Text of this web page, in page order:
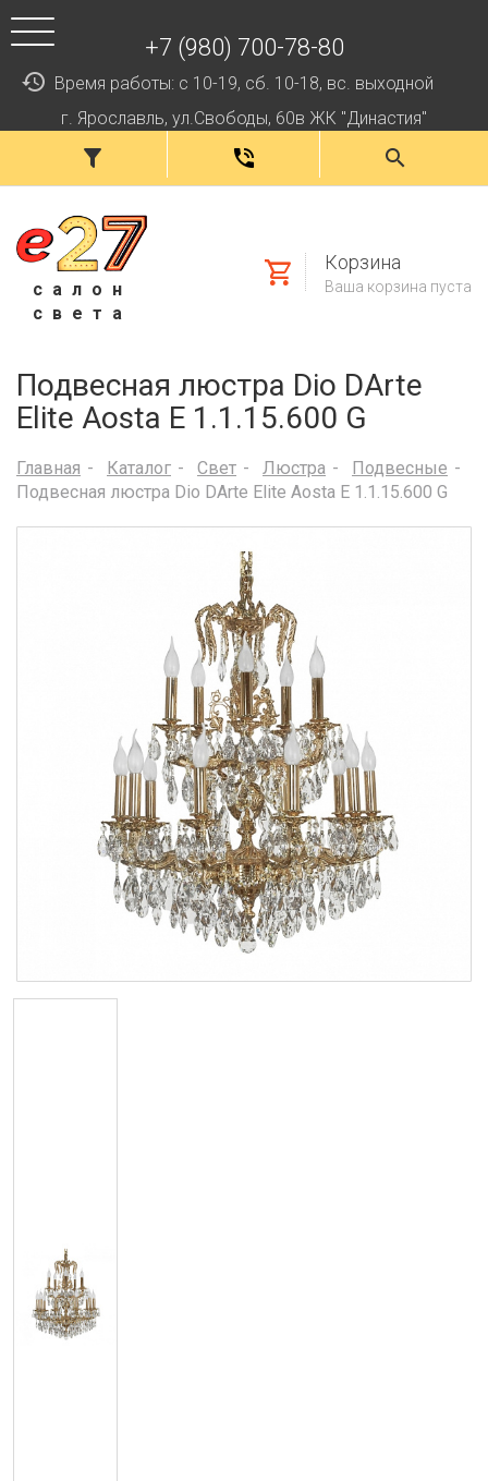
+7 (980) 700-78-80
Время работы: с 10-19, сб. 10-18, вс. выходной
г. Ярославль, ул.Свободы, 60в ЖК "Династия"
салон
света
Корзина
Ваша корзина пуста
Подвесная люстра Dio DArte
Elite Aosta E 1.1.15.600 G
Главная Каталог Свет Люстра
Подвесные
Подвесная люстра Dio DArte Elite Aosta E 1.1.15.600 G